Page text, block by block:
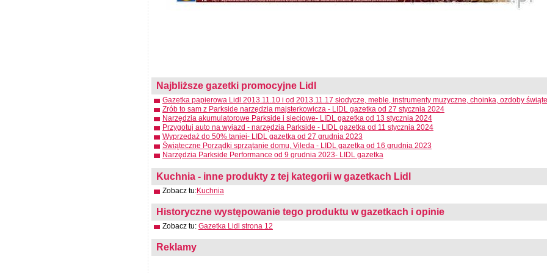
Najbliższe gazetki promocyjne Lidl
Gazetka papierowa Lidl 2013.11.10 i od 2013.11.17 słodycze, meble, instrumenty muzyczne, choinka, ozdoby
Zrób to sam z Parkside narzędzia majsterkowicza - LIDL gazetka od 27 stycznia 2024
Narzędzia akumulatorowe Parkside i sieciowe- LIDL gazetka od 13 stycznia 2024
Przygotuj auto na wyjazd - narzędzia Parkside - LIDL gazetka od 11 stycznia 2024
Wyprzedaż do 50% taniej- LIDL gazetka od 27 grudnia 2023
Świąteczne Porządki sprzątanie domu, Vileda - LIDL gazetka od 16 grudnia 2023
Narzędzia Parkside Performance od 9 grudnia 2023- LIDL gazetka
Kuchnia - inne produkty z tej kategorii w gazetkach Lidl
Zobacz tu:Kuchnia
Historyczne występowanie tego produktu w gazetkach i opinie
Zobacz tu: Gazetka Lidl strona 12
Reklamy